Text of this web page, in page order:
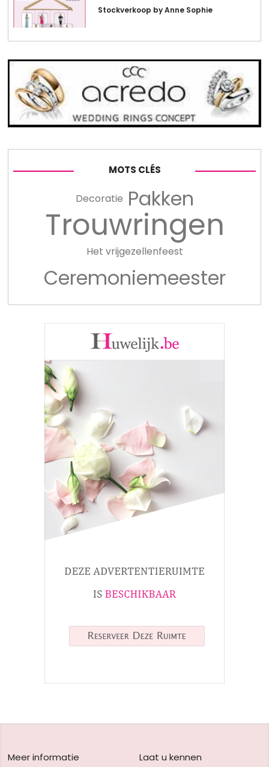
Stockverkoop by Anne Sophie
MOTS CLÉS
Decoratie Pakken
Trouwringen
Het vrijgezellenfeest
Ceremoniemeester
Meer informatie
Laat u kennen